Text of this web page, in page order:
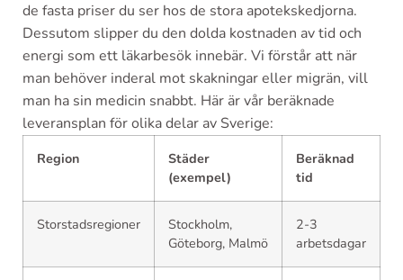
de fasta priser du ser hos de stora apotekskedjorna.
Dessutom slipper du den dolda kostnaden av tid och
energi som ett läkarbesök innebär. Vi förstår att när
man behöver inderal mot skakningar eller migrän, vill
man ha sin medicin snabbt. Här är vår beräknade
leveransplan för olika delar av Sverige:
Region
Städer
(exempel)
Beräknad
tid
Storstadsregioner
Stockholm,
Göteborg, Malmö
2-3
arbetsdagar